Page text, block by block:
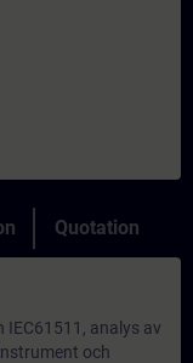
Quotation
IEC61511, analys av
och